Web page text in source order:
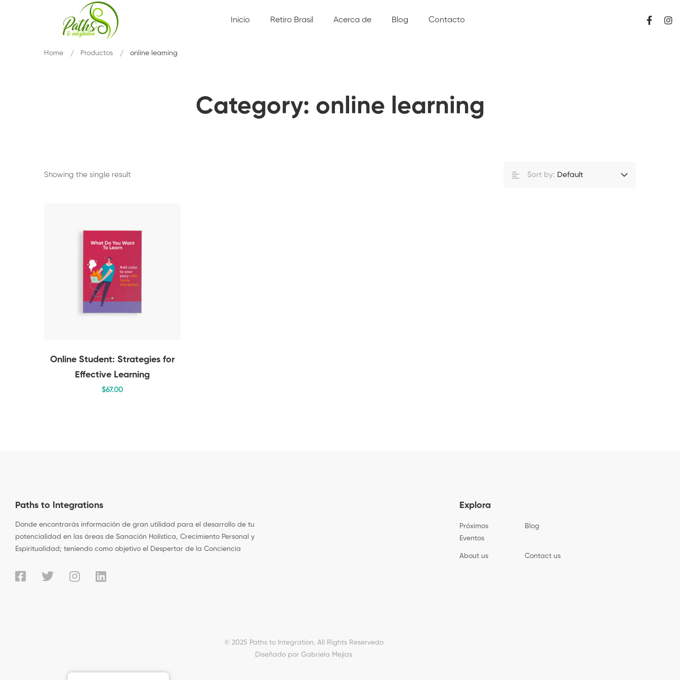
Inicio Retiro Brasil Acerca de Blog Contacto
Category: online learning
Home Productos online learning
Showing the single result Sort by: Default
Online Student: Strategies for
Effective Learning
$67.00
Paths to Integrations
Donde encontrarás información de gran utilidad para el desarrollo de tu
potencialidad en las áreas de Sanación Holística, Crecimiento Personal y
Espiritualidad; teniendo como objetivo el Despertar de la Conciencia
Explora
Próximos
Eventos
Blog
About us Contact us
© 2025 Paths to Integration. All Rights Reservedo
Diseñado por Gabriela Mejias